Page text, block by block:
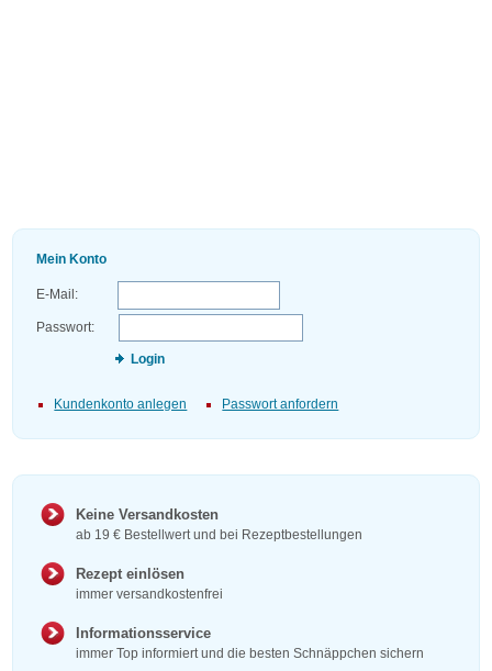
Mein Konto
E-Mail:
Passwort:
Login
Kundenkonto anlegen Passwort anfordern
Keine Versandkosten
ab 19 € Bestellwert und bei Rezeptbestellungen
Rezept einlösen
immer versandkostenfrei
Informationsservice
immer Top informiert und die besten Schnäppchen sichern